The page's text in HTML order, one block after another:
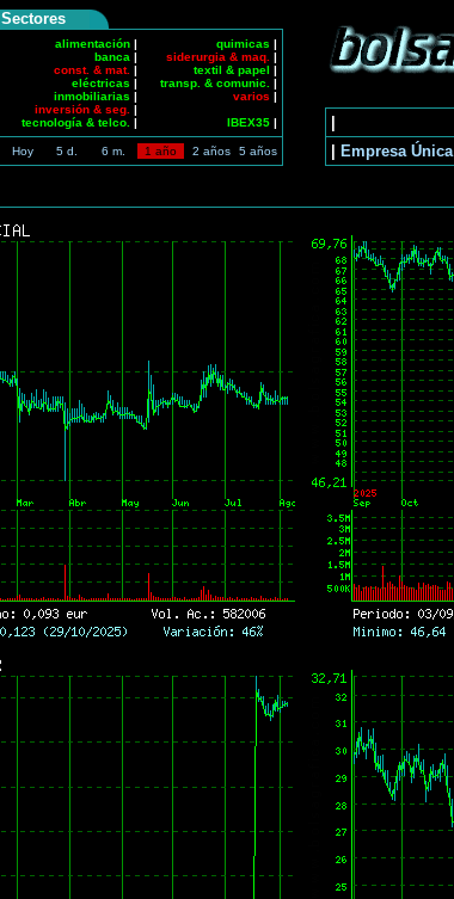
Sectores
alimentación |
banca |
const. & mat. |
eléctricas |
inmobiliarias |
inversión & seg. |
tecnología & telco. |
quimicas |
siderurgia & maq. |
textil & papel |
transp. & comunic.
|
varios |
IBEX35 |
Hoy 5 d. 6 m. 1 año 2 años 5 años Empresa Única